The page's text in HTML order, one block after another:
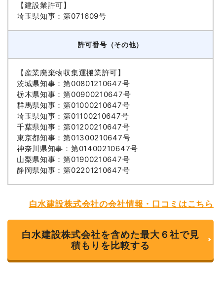
【建設業許可】
埼玉県知事：第071609号
許可番号（その他）
【産業廃棄物収集運搬業許可】
茨城県知事：第00801210647号
栃木県知事：第00900210647号
群馬県知事：第01000210647号
埼玉県知事：第01100210647号
千葉県知事：第01200210647号
東京都知事：第01300210647号
神奈川県知事：第01400210647号
山梨県知事：第01900210647号
静岡県知事：第02201210647号
白水建設株式会社の会社情報・口コミはこちら
白水建設株式会社を含めた最大６社で見
積もりを比較する